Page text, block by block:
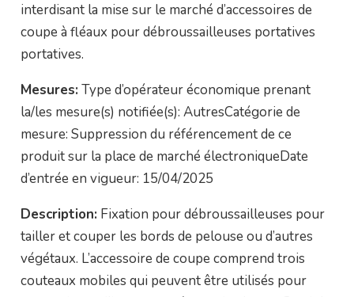
interdisant la mise sur le marché d’accessoires de
coupe à fléaux pour débroussailleuses portatives
portatives.
Mesures: Type d’opérateur économique prenant
la/les mesure(s) notifiée(s): AutresCatégorie de
mesure: Suppression du référencement de ce
produit sur la place de marché électroniqueDate
d’entrée en vigueur: 15/04/2025
Description: Fixation pour débroussailleuses pour
tailler et couper les bords de pelouse ou d’autres
végétaux. L’accessoire de coupe comprend trois
couteaux mobiles qui peuvent être utilisés pour